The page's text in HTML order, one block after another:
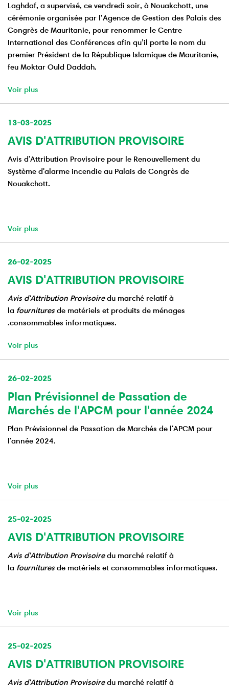
Laghdaf, a supervisé, ce vendredi soir, à Nouakchott, une
cérémonie organisée par l’Agence de Gestion des Palais des
Congrès de Mauritanie, pour renommer le Centre
International des Conférences afin qu’il porte le nom du
premier Président de la République Islamique de Mauritanie,
feu Moktar Ould Daddah.
Voir plus
13-03-2025
AVIS D'ATTRIBUTION PROVISOIRE
Avis d'Attribution Provisoire pour le Renouvellement du
Système d'alarme incendie au Palais de Congrès de
Nouakchott.
Voir plus
26-02-2025
AVIS D'ATTRIBUTION PROVISOIRE
Avis d'Attribution Provisoiredu marché relatif à
la fournitures de matériels et produits de ménages
.consommables informatiques.
Voir plus
26-02-2025
Plan Prévisionnel de Passation de
Marchés de l'APCM pour l'année 2024
Plan Prévisionnel de Passation de Marchés de l'APCM pour
l'année 2024.
Voir plus
25-02-2025
AVIS D'ATTRIBUTION PROVISOIRE
Avis d'Attribution Provisoiredu marché relatif à
la fournitures de matériels et consommables informatiques.
Voir plus
25-02-2025
AVIS D'ATTRIBUTION PROVISOIRE
Avis d'Attribution Provisoiredu marché relatif à